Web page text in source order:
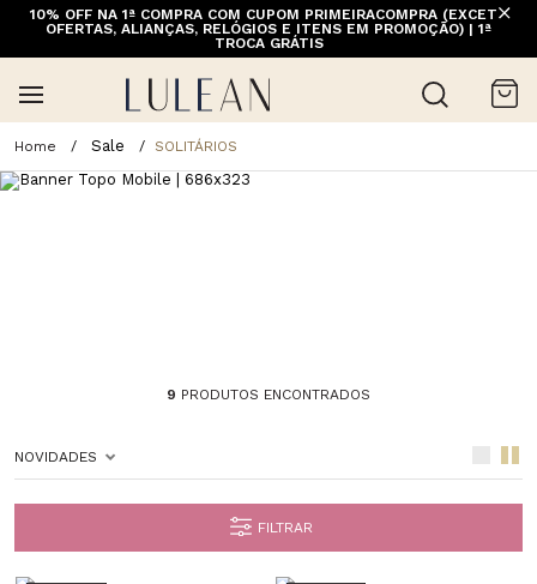
10% OFF NA 1ª COMPRA COM CUPOM PRIMEIRACOMPRA (EXCETO
OFERTAS, ALIANÇAS, RELÓGIOS E ITENS EM PROMOÇÃO) | 1ª
TROCA GRÁTIS
FRETE GRÁTIS ACIMA DE 399 PARA REGIÕES SELECIONADAS
(EXCETO LINHA HOME)
Sale SOLITÁRIOS
9 PRODUTOS ENCONTRADOS
NOVIDADES
FILTRAR